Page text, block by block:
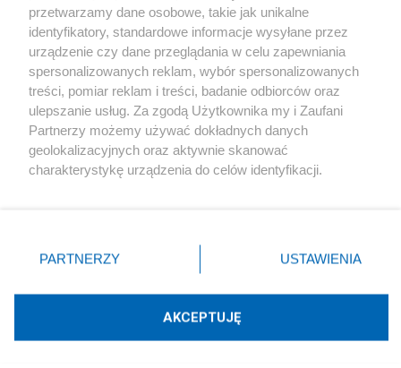
Kultura
X Facebook Instagram Youtube
Technologię dostarcza:W3media.pl
przetwarzamy dane osobowe, takie jak unikalne
identyfikatory, standardowe informacje wysyłane przez
urządzenie czy dane przeglądania w celu zapewniania
spersonalizowanych reklam, wybór spersonalizowanych
treści, pomiar reklam i treści, badanie odbiorców oraz
ulepszanie usług. Za zgodą Użytkownika my i Zaufani
Partnerzy możemy używać dokładnych danych
geolokalizacyjnych oraz aktywnie skanować
charakterystykę urządzenia do celów identyfikacji.
zmienić/wycofać klikając przycisk ustawień prywatności
znajdujący się w lewym dolnym rogu strony
rodzaje przetwarzania danych nie wymagają zgody
użytkownika, ale masz prawo sprzeciwić się takiemu
przetwarzaniu. Preferencje będą miały zastosowania tylko
PARTNERZY USTAWIENIA
AKCEPTUJĘ